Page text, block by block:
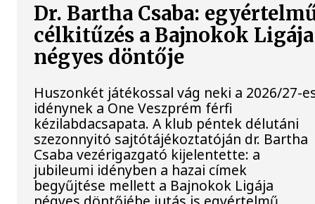
Dr. Bartha Csaba:
célkitűzés a Bajnokok Ligája
négyes döntője
Huszonkét játékossal vág neki a 2026/27-
idénynek a One Veszprém férfi
kézilabdacsapata. A klub péntek délutáni
szezonnyitó sajtótájékoztatóján dr. Bartha
Csaba vezérigazgató kijelentette: a
jubileumi idényben a hazai címek
begyűjtése mellett a Bajnokok Ligája